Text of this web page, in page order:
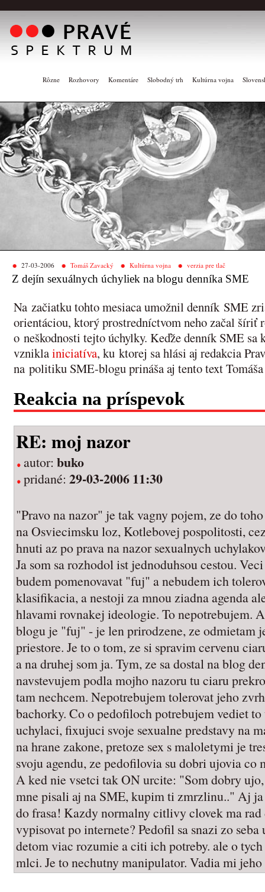
Rôzne Rozhovory Komentáre Slobodný trh Kultúrna vojna
27-03-2006 Tomáš Zavacký Kultúrna vojna verzia pre tlač
Z dejín sexuálnych úchyliek na blogu denníka SME
Na začiatku tohto mesiaca umožnil denník SME
orientáciou, ktorý prostredníctvom neho začal šíriť
o neškodnosti tejto úchylky. Keďže denník SME
vzniklainiciatíva, ku ktorej sa hlási aj redakcia
na politiku SME-blogu prináša aj tento text
Reakcia na príspevok
RE: moj nazor
autor: buko
pridané: 29-03-2006 11:30
"Pravo na nazor" je tak vagny pojem, ze do
na Osviecimsku loz, Kotlebovej pospolitosti,
hnuti az po prava na nazor sexualnych
Ja som sa rozhodol ist jednoduhsou cestou.
budem pomenovavat "fuj" a nebudem ich
klasifikacia, a nestoji za mnou ziadna agenda
hlavami rovnakej ideologie. To nepotrebujem.
blogu je "fuj" - je len prirodzene, ze odmietam
priestore. Je to o tom, ze si spravim cervenu
a na druhej som ja. Tym, ze sa dostal na blog
navstevujem podla mojho nazoru tu ciaru
tam nechcem. Nepotrebujem tolerovat jeho
bachorky. Co o pedofiloch potrebujem vediet
uchylaci, fixujuci svoje sexualne predstavy na
na hrane zakone, pretoze sex s maloletymi je
svoju agendu, ze pedofilovia su dobri ujovia co
A ked nie vsetci tak ON urcite: "Som dobry
mne pisali aj na SME, kupim ti zmrzlinu.." Aj
do frasa! Kazdy normalny citlivy clovek ma
vypisovat po internete? Pedofil sa snazi zo
detom viac rozumie a citi ich potreby. ale o
mlci. Je to nechutny manipulator. Vadia mi